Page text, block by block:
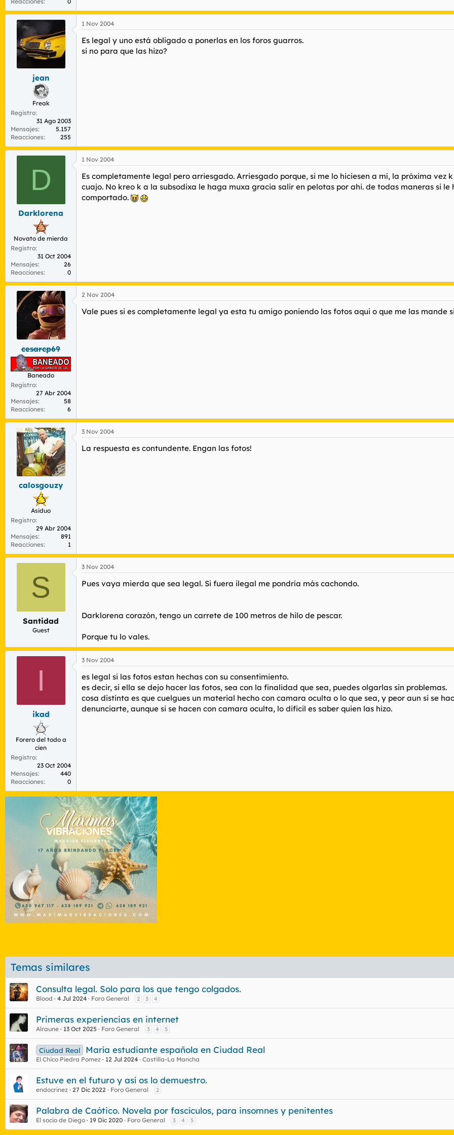
jean
Freak
Registro
31 Ago 2003
Mensajes
5.157
Reacciones
255
1 Nov 2004
Es legal y uno está obligado a ponerlas en los foros guarros.
si no para que las hizo?
D
Darklorena
Novato de mierda
Registro
31 Oct 2004
Mensajes
26
Reacciones
0
1 Nov 2004
Es completamente legal pero arriesgado. Arriesgado porque, si me lo hiciesen a mí, la próxima vez
cuajo. No kreo k a la subsodixa le haga muxa gracia salir en pelotas por ahi. de todas maneras si
comportado.
cesarcp69
Baneado
Registro
27 Abr 2004
Mensajes
58
Reacciones
6
2 Nov 2004
Vale pues si es completamente legal ya esta tu amigo poniendo las fotos aqui o que me las mande
calosgouzy
Asiduo
Registro
29 Abr 2004
Mensajes
891
Reacciones
1
3 Nov 2004
La respuesta es contundente. Engan las fotos!
S
Santidad
Guest
3 Nov 2004
Pues vaya mierda que sea legal. Si fuera ilegal me pondría más cachondo.
Darklorena corazón, tengo un carrete de 100 metros de hilo de pescar.
Porque tu lo vales.
I
ikad
Forero del todo a
cien
Registro
23 Oct 2004
Mensajes
440
Reacciones
0
3 Nov 2004
es legal si las fotos estan hechas con su consentimiento.
es decir, si ella se dejo hacer las fotos, sea con la finalidad que sea, puedes olgarlas sin problemas.
cosa distinta es que cuelgues un material hecho con camara oculta o lo que sea, y peor aun si se
denunciarte, aunque si se hacen con camara oculta, lo dificil es saber quien las hizo.
Temas similares
Consulta legal. Solo para los que tengo colgados.
Blood 4 Jul 2024 Foro General 2 3 4
Primeras experiencias en internet
Alraune 13 Oct 2025 Foro General 3 4 5
Ciudad Real María estudiante española en Ciudad Real
El Chico Piedra Pomez 12 Jul 2024 Castilla-La Mancha
Estuve en el futuro y así os lo demuestro.
endocrinez 27 Dic 2022 Foro General 2
Palabra de Caótico. Novela por fascículos, para insomnes y penitentes
El socio de Diego 19 Dic 2020 Foro General 3 4 5